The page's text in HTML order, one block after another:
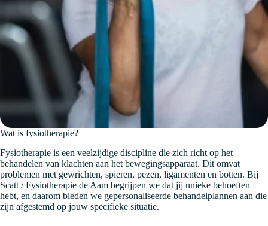
Wat is fysiotherapie?
Fysiotherapie is een veelzijdige discipline die zich richt op het
behandelen van klachten aan het bewegingsapparaat. Dit omvat
problemen met gewrichten, spieren, pezen, ligamenten en botten. Bij
Scatt / Fysiotherapie de Aam begrijpen we dat jij unieke behoeften
hebt, en daarom bieden we gepersonaliseerde behandelplannen aan die
zijn afgestemd op jouw specifieke situatie.